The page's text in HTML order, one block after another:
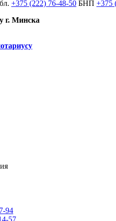
+375 (222) 76-48-50 БНП +375
г. Минска
94
57